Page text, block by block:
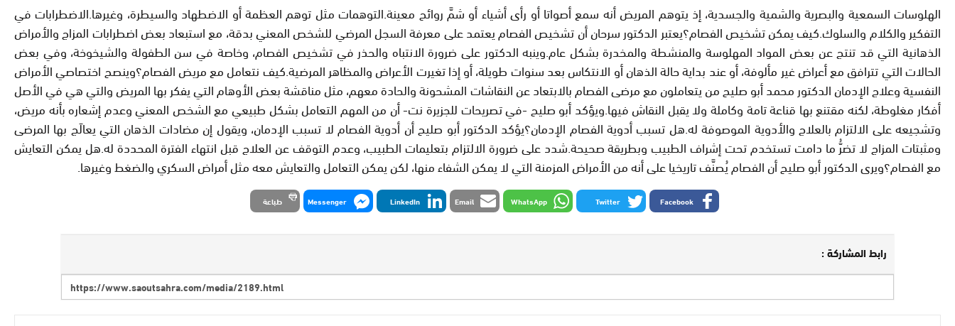
الهلوسات السمعية والبصرية والشمية والجسدية، إذ يتوهم المريض أنه سمع أصواتا أو رأى أشياء أو شمَّ روائح معينة.التوهمات مثل توهم العظمة أو الاضطهاد والسيطرة، وغيرها.الاضطرابات في
التفكير والكلام والسلوك.كيف يمكن تشخيص الفصام؟يعتبر الدكتور سرحان أن تشخيص الفصام يعتمد على معرفة السجل المرضي للشخص المعني بدقة، مع استبعاد بعض اضطرابات المزاج والأمراض
الذهانية التي قد تنتج عن بعض المواد المهلوسة والمنشطة والمخدرة بشكل عام.وينبه الدكتور على ضرورة الانتباه والحذر في تشخيص الفصام، وخاصة في سن الطفولة والشيخوخة، وفي بعض
الحالات التي تترافق مع أعراض غير مألوفة، أو عند بداية حالة الذهان أو الانتكاس بعد سنوات طويلة، أو إذا تغيرت الأعراض والمظاهر المرضية.كيف نتعامل مع مريض الفصام؟وينصح اختصاصي الأمراض
النفسية وعلاج الإدمان الدكتور محمد أبو صليح من يتعاملون مع مرضى الفصام بالابتعاد عن النقاشات المشحونة والحادة معهم، مثل مناقشة بعض الأوهام التي يفكر بها المريض والتي هي في الأصل
أفكار مغلوطة، لكنه مقتنع بها قناعة تامة وكاملة ولا يقبل النقاش فيها.ويؤكد أبو صليح -في تصريحات للجزيرة نت- أن من المهم التعامل بشكل طبيعي مع الشخص المعني وعدم إشعاره بأنه مريض،
وتشجيعه على الالتزام بالعلاج والأدوية الموصوفة له.هل تسبب أدوية الفصام الإدمان؟يؤكد الدكتور أبو صليح أن أدوية الفصام لا تسبب الإدمان، ويقول إن مضادات الذهان التي يعالَج بها المرضى
ومثبتات المزاج لا تضرُّ ما دامت تستخدم تحت إشراف الطبيب وبطريقة صحيحة.شدد على ضرورة الالتزام بتعليمات الطبيب، وعدم التوقف عن العلاج قبل انتهاء الفترة المحددة له.هل يمكن التعايش
مع الفصام؟ويرى الدكتور أبو صليح أن الفصام يُصنَّف تاريخيا على أنه من الأمراض المزمنة التي لا يمكن الشفاء منها، لكن يمكن التعامل والتعايش معه مثل أمراض السكري والضغط وغيرها.
Facebook
Twitter
WhatsApp
Email
LinkedIn
Messenger طباعة
رابط المشاركة :